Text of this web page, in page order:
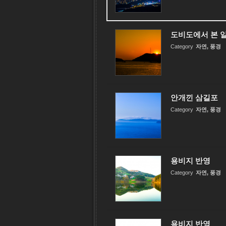
도비도에서 본
Category 자연, 풍경
안개낀 삼길포
Category 자연, 풍경
용비지 반영
Category 자연, 풍경
용비지 반영